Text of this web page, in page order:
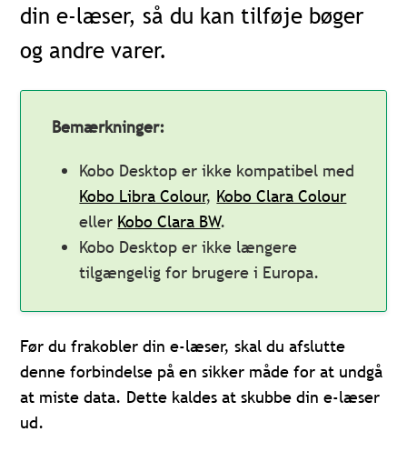
din e-læser, så du kan tilføje bøger
og andre varer.
Bemærkninger:
Kobo Desktop er ikke kompatibel med
Kobo Libra Colour, Kobo Clara Colour
eller Kobo Clara BW.
Kobo Desktop er ikke længere
tilgængelig for brugere i Europa.
Før du frakobler din e-læser, skal du afslutte
denne forbindelse på en sikker måde for at undgå
at miste data. Dette kaldes at skubbe din e-læser
ud.